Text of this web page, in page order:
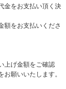
金をお支払い頂く決
額をお支払いくださ
上げ金額をご確認
願いいたします。